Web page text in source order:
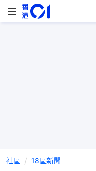
社區 18區新聞